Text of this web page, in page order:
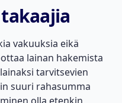
vakuuksia eikä
lainan hakemista
tarvitsevien
suuri rahasumma